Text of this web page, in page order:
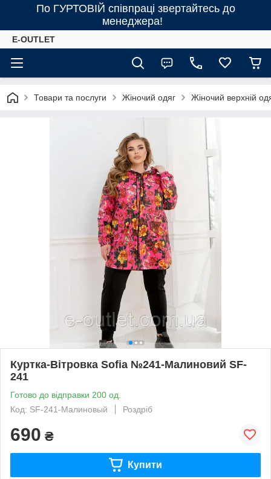
По ГУРТОВІЙ співпраці звертайтесь до
менеджера!
E-OUTLET
Товари та послуги Жіночий одяг Жіночий верхній
Куртка-Вітровка Sofia №241-Малиновий SF-
241
Готово до відправки 200 од.
Код: SF-241-Малиновый
Роздріб
690 ₴
Купити